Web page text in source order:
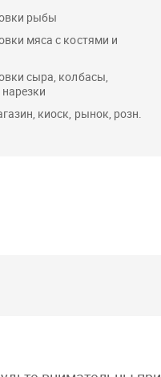
рыбы
мяса с костями и
сыра, колбасы,
киоск, рынок, розн.